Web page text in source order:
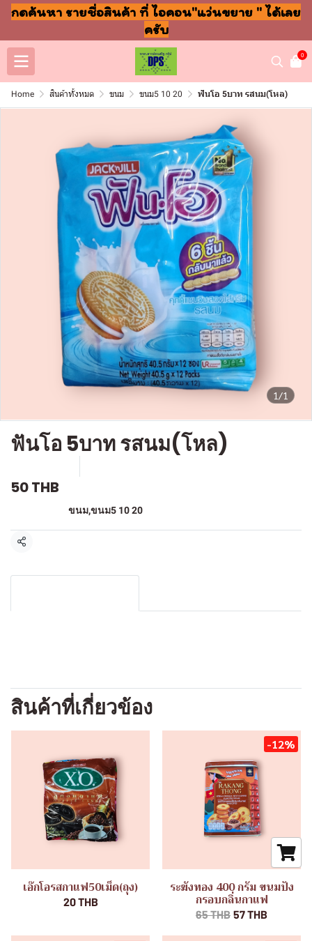
กดค้นหา รายชื่อสินค้า ที่ ไอคอน"แว่นขยาย " ได้เลย
ครับ
0
Home สินค้าทั้งหมด ขนม ขนม5 10 20 ฟันโอ 5บาท รสนม(โหล)
1/1
ฟันโอ 5บาท รสนม(โหล)
50 THB
ขนม,ขนม5 10 20
แชร์
สินค้าที่เกี่ยวข้อง
เอ๊กโอรสกาแฟ50เม็ด(ถุง)
20 THB
-12%
ระฆังทอง 400 กรัม ขนมปัง
กรอบกลิ่นกาแฟ
65 THB 57 THB